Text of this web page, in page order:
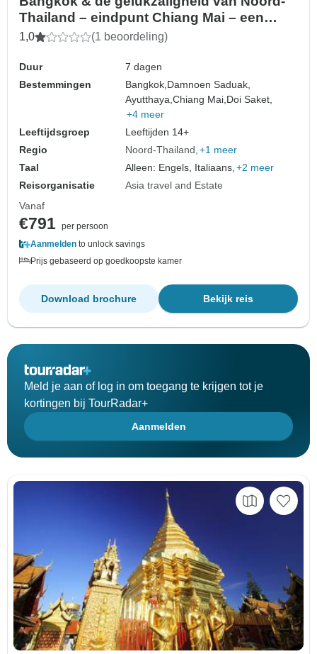
Thailand – eindpunt Chiang Mai – een
avontuur voor solo-reizigers – excl.
1,0 (1 beoordeling)
Duur
7 dagen
Bestemmingen
Bangkok, Damnoen Saduak,
Ayutthaya,Chiang Mai, Doi Saket,
+4 meer
Leeftijdsgroep
Leeftijden 14+
Regio
Noord-Thailand +1 meer
Taal
Alleen: Engels, Italiaans, +2 meer
Reisorganisatie
Asia travel and Estate
Vanaf
€791 per persoon
Aanmelden to unlock savings
Prijs gebaseerd op goedkoopste kamer
Bekijk reis
Download brochure
Meld je aan of log in om toegang te krijgen tot je
kortingen bij TourRadar+
Aanmelden